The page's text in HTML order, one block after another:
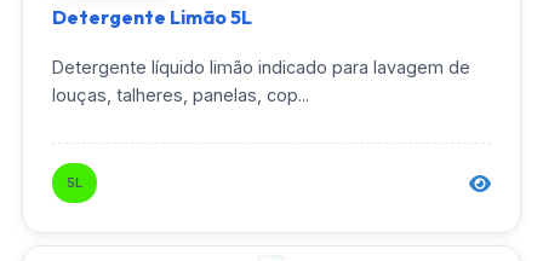
Detergente Limão 5L
Detergente líquido limão indicado para lavagem de
louças, talheres, panelas, cop...
5L